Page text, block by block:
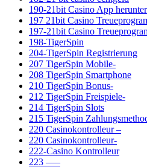
190-21bit Casino App
197 21bit Casino
197-21bit Casino
198-TigerSpin
204-TigerSpin Registrierung
207 TigerSpin Mobile-
208 TigerSpin Smartphone
210 TigerSpin Bonus-
212 TigerSpin Freispiele-
214 TigerSpin Slots
215 TigerSpin
220 Casinokontrolleur –
220 Casinokontrolleur-
222-Casino Kontrolleur
223 —–